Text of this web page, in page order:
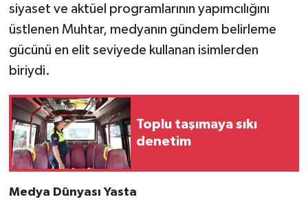
siyaset ve aktüel programlarının yapımcılığını
üstlenen Muhtar, medyanın gündem belirleme
gücünü en elit seviyede kullanan isimlerden
biriydi.
Toplu taşımaya sıkı
denetim
Medya Dünyası Yasta